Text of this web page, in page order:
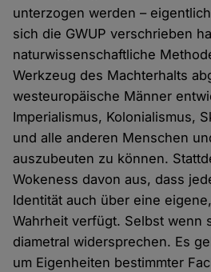
unterzogen werden –
sich die GWUP verschrieben
naturwissenschaftliche
Werkzeug des Machterhalts
westeuropäische Männer
Imperialismus, Kolonialismus,
und alle anderen Menschen
auszubeuten zu können.
Wokeness davon aus, dass
Identität auch über eine
Wahrheit verfügt. Selbst wenn
diametral widersprechen. Es
um Eigenheiten bestimmter